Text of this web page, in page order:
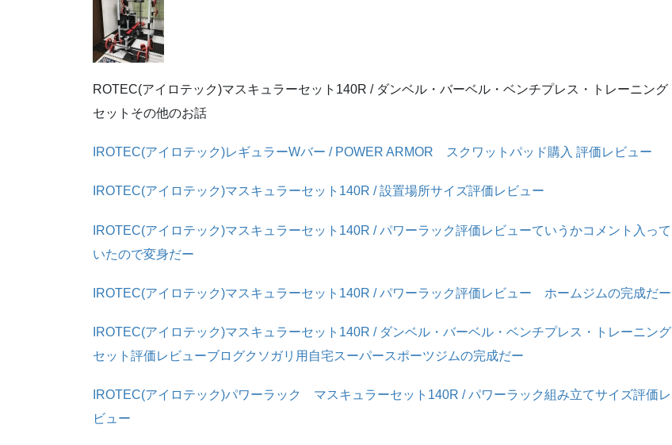
ROTEC(アイロテック)マスキュラーセット140R / ダンベル・バーベル・ベンチプレス・トレーニング
セットその他のお話
IROTEC(アイロテック)レギュラーWバー / POWER ARMOR スクワットパッド購入 評価レビュー
IROTEC(アイロテック)マスキュラーセット140R / 設置場所サイズ評価レビュー
IROTEC(アイロテック)マスキュラーセット140R / パワーラック評価レビューていうかコメント入って
いたので変身だー
IROTEC(アイロテック)マスキュラーセット140R / パワーラック評価レビュー ホームジムの完成だー
IROTEC(アイロテック)マスキュラーセット140R / ダンベル・バーベル・ベンチプレス・トレーニング
セット評価レビューブログクソガリ用自宅スーパースポーツジムの完成だー
IROTEC(アイロテック)パワーラック マスキュラーセット140R / パワーラック組み立てサイズ評価レ
ビュー